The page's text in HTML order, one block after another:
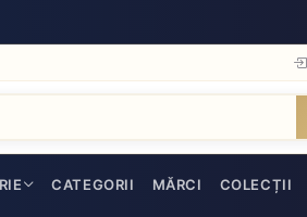
CATEGORII MĂRCI COLECȚII